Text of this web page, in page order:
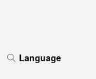
Language